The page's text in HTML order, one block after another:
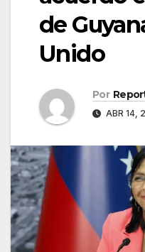
de
Unido
Por
ABR 14,